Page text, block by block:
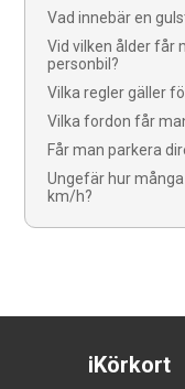
Vad innebär en
Vid vilken ålder får
personbil?
Vilka regler gäller
Vilka fordon får
Får man parkera
Ungefär hur
km/h?
iKörkort